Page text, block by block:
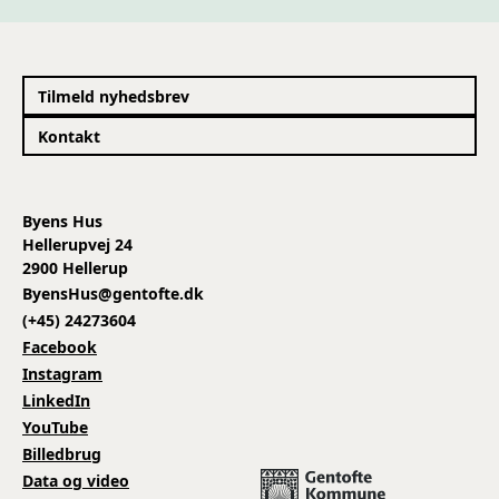
Tilmeld nyhedsbrev
Kontakt
Byens Hus
Hellerupvej 24
2900 Hellerup
ByensHus@gentofte.dk
(+45) 24273604
Facebook
Instagram
LinkedIn
YouTube
Billedbrug
Data og video